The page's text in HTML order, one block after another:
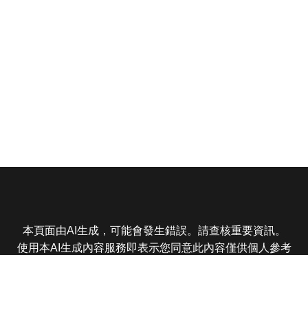
本頁面由AI生成，可能會發生錯誤。請查核重要資訊。
使用本AI生成內容服務即表示您同意此內容僅供個人參考